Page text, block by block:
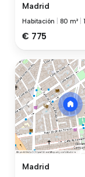
Madrid
Habitación 80 m²
€ 775
Madrid